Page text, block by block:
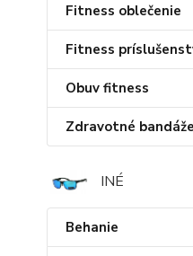
Fitness oblečenie
Fitness
Obuv fitness
Zdravotné
INÉ
Behanie